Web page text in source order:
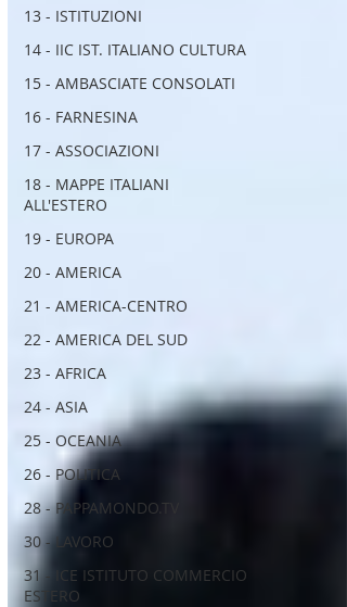
13 - ISTITUZIONI
14 - IIC IST. ITALIANO CULTURA
15 - AMBASCIATE CONSOLATI
16 - FARNESINA
17 - ASSOCIAZIONI
18 - MAPPE ITALIANI
ALL'ESTERO
19 - EUROPA
20 - AMERICA
21 - AMERICA-CENTRO
22 - AMERICA DEL SUD
23 - AFRICA
24 - ASIA
25 - OCEANIA
26 - POLITICA
28 - PAPPAMONDO.TV
30 - LAVORO
31 - ICE ISTITUTO COMMERCIO
ESTERO